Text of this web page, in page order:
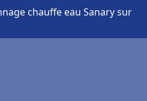
chauffe eau Sanary sur